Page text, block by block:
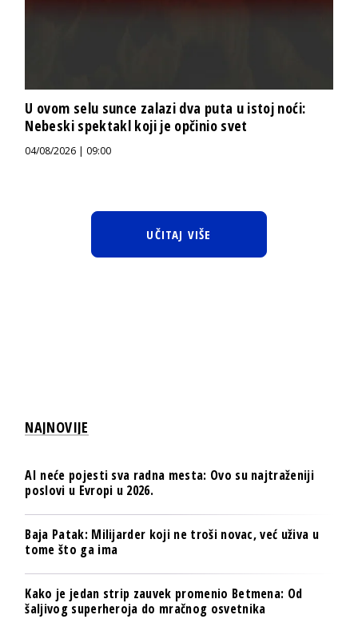
U ovom selu sunce zalazi dva puta u istoj noći:
Nebeski spektakl koji je opčinio svet
04/08/2026 | 09:00
UČITAJ VIŠE
NAJNOVIJE
AI neće pojesti sva radna mesta: Ovo su najtraženiji
poslovi u Evropi u 2026.
Baja Patak: Milijarder koji ne troši novac, već uživa u
tome što ga ima
Kako je jedan strip zauvek promenio Betmena: Od
šaljivog superheroja do mračnog osvetnika